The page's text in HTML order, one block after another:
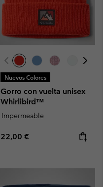
Nuevos Colores
Gorro con vuelta unisex
Whirlibird™
Impermeable
Regular price:
22,00 €